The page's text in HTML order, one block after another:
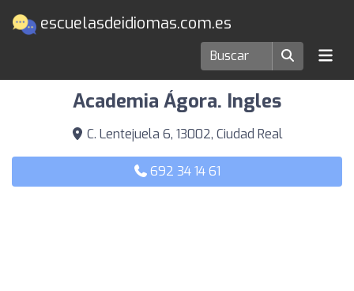
escuelasdeidiomas.com.es
Escuelas de idiomas en Ciudad Real
Academia Ágora. Ingles
C. Lentejuela 6, 13002, Ciudad Real
692 34 14 61